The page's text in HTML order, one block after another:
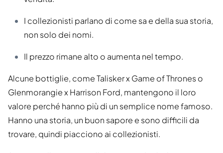
I collezionisti parlano di come sa e della sua storia,
non solo dei nomi.
Il prezzo rimane alto o aumenta nel tempo.
Alcune bottiglie, come Talisker x Game of Thrones o
Glenmorangie x Harrison Ford, mantengono il loro
valore perché hanno più di un semplice nome famoso.
Hanno una storia, un buon sapore e sono difficili da
trovare, quindi piacciono ai collezionisti.